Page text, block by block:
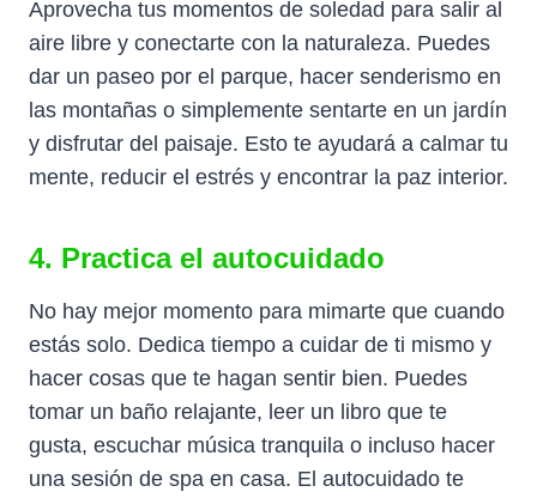
Aprovecha tus momentos de soledad para salir al
aire libre y conectarte con la naturaleza. Puedes
dar un paseo por el parque, hacer senderismo en
las montañas o simplemente sentarte en un jardín
y disfrutar del paisaje. Esto te ayudará a calmar tu
mente, reducir el estrés y encontrar la paz interior.
4. Practica el autocuidado
No hay mejor momento para mimarte que cuando
estás solo. Dedica tiempo a cuidar de ti mismo y
hacer cosas que te hagan sentir bien. Puedes
tomar un baño relajante, leer un libro que te
gusta, escuchar música tranquila o incluso hacer
una sesión de spa en casa. El autocuidado te